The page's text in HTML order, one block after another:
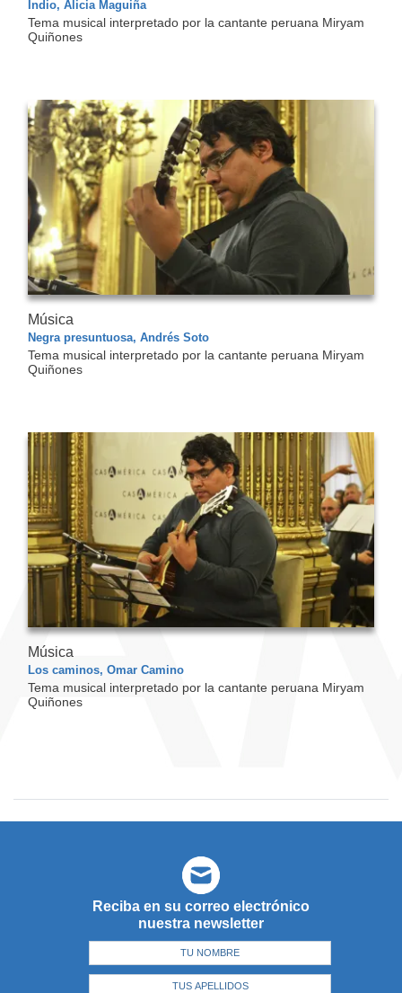
Indio, Alicia Maguiña
Tema musical interpretado por la cantante peruana Miryam
Quiñones
Música
Negra presuntuosa, Andrés Soto
Tema musical interpretado por la cantante peruana Miryam
Quiñones
Música
Los caminos, Omar Camino
Tema musical interpretado por la cantante peruana Miryam
Quiñones
Reciba en su correo electrónico
nuestra newsletter